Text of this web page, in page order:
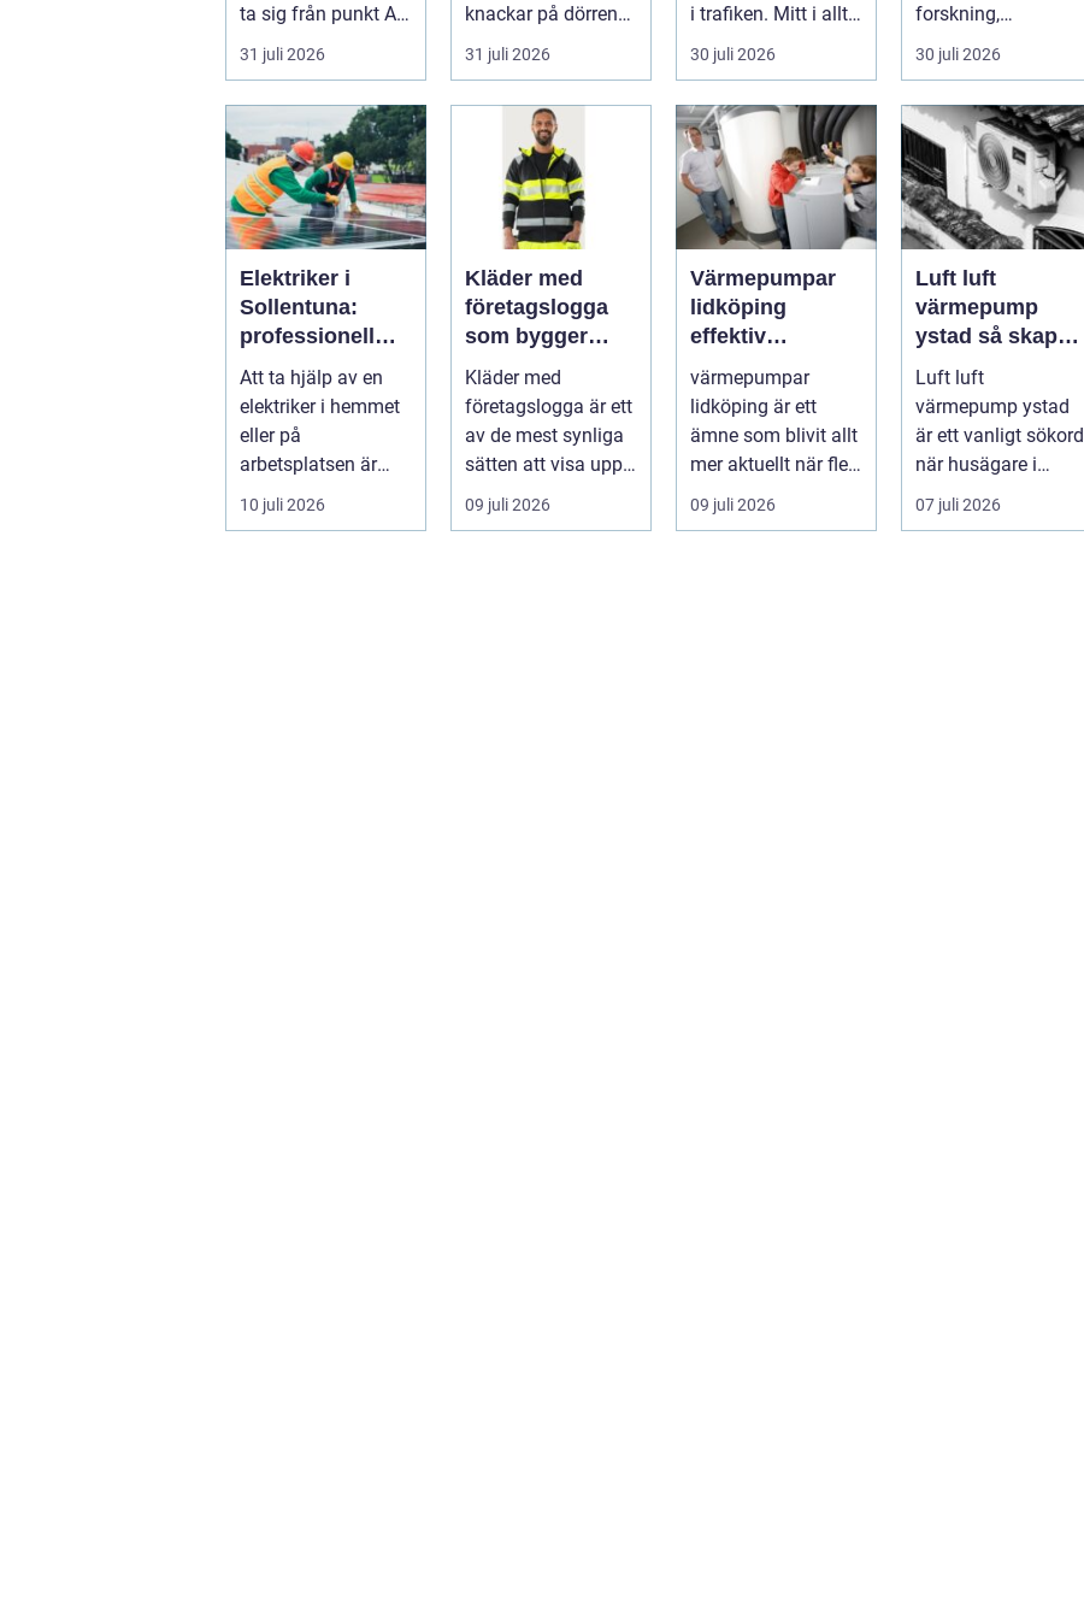
ta sig från punkt A
till punkt B. För
många är res...
31 juli 2026
knackar på dörren
förändras vardagen
snabbt....
31 juli 2026
i trafiken. Mitt i allt
detta finns
riskutbild...
30 juli 2026
forskning,
diagnostik och
veterinärmedicin.
När blod...
30 juli 2026
Elektriker i
Sollentuna:
professionell
hjälp när du
behöver det
Att ta hjälp av en
elektriker i hemmet
eller på
arbetsplatsen är
ofta en nödv&a...
10 juli 2026
Kläder med
företagslogga
som bygger
varumärke i
vardagen
Kläder med
företagslogga är ett
av de mest synliga
sätten att visa upp
ett varum...
09 juli 2026
Värmepumpar
lidköping
effektiv
uppvärmning för
hus och
fastigheter
värmepumpar
lidköping är ett
ämne som blivit allt
mer aktuellt när fler
fastighetsägare vill
kombine...
09 juli 2026
Luft luft
värmepump
ystad så skapar
du ett behagligt
inomhusklimat
Året om
Luft luft
värmepump ystad
är ett vanligt sökord
när husägare i
sydkustens klimat
vill hitta ett smar...
07 juli 2026